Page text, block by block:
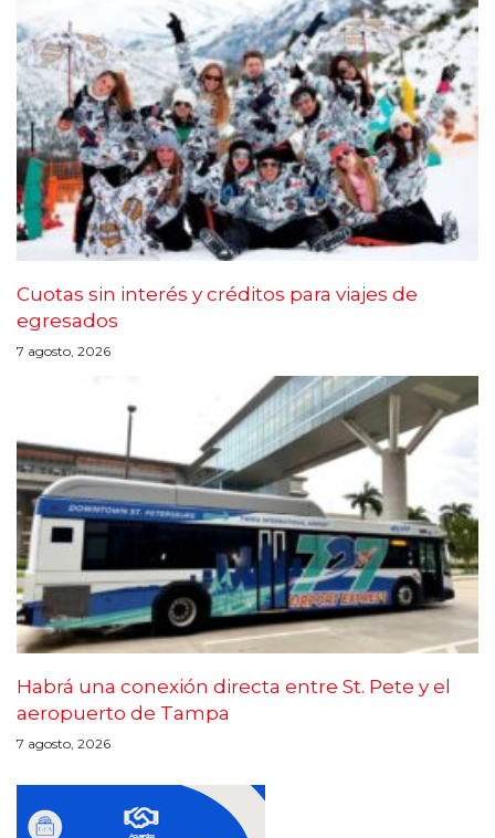
Cuotas sin interés y créditos para viajes de
egresados
7 agosto, 2026
Habrá una conexión directa entre St. Pete y el
aeropuerto de Tampa
7 agosto, 2026